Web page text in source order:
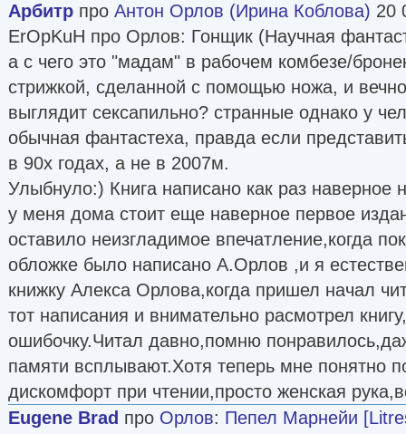
Aрбитр про Антон Орлов (Ирина Коблова) 20
ErOpKuH про Орлов: Гонщик (Научная
а с чего это "мадам" в рабочем комбезе/
стрижкой, сделанной с помощью ножа, и
выглядит сексапильно? странные однако у
обычная фантастеха, правда если
в 90х годах, а не в 2007м.
Улыбнуло:) Книга написано как раз наверное
у меня дома стоит еще наверное первое
оставило неизгладимое впечатление,когда
обложке было написано А.Орлов ,и я
книжку Алекса Орлова,когда пришел начал
тот написания и внимательно расмотрел
ошибочку.Читал давно,помню
памяти всплывают.Хотя теперь мне понятно
дискомфорт при чтении,просто женская
Eugene Brad про Орлов: Пепел Марнейи